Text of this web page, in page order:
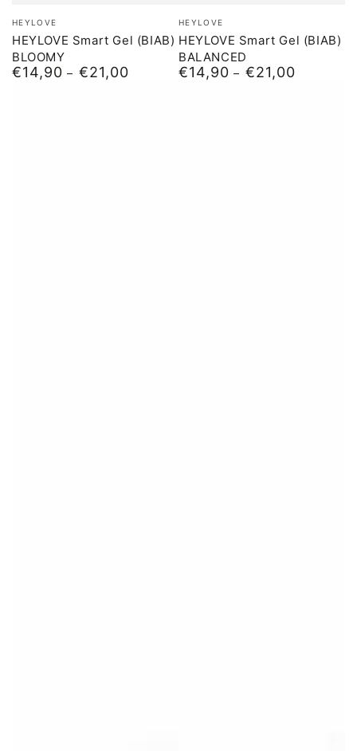
Merk:
HEYLOVE
HEYLOVE Smart Gel (BIAB)
BLOOMY
Normale
€14,90 €21,00
Merk:
HEYLOVE
HEYLOVE Smart Gel (BIAB)
BALANCED
Normale
€14,90 €21,00